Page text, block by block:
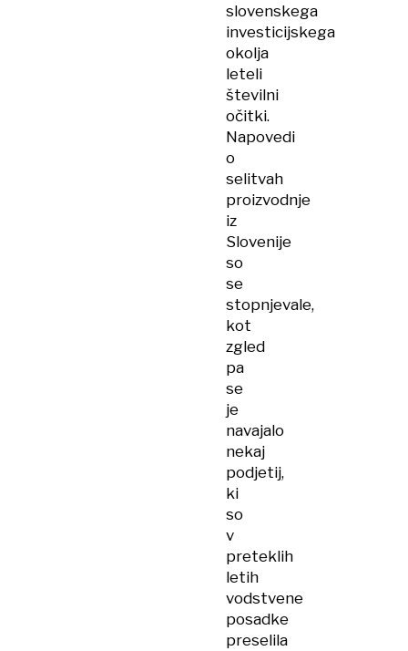
slovenskega
investicijskega
okolja
leteli
številni
očitki.
Napovedi
o
selitvah
proizvodnje
iz
Slovenije
so
se
stopnjevale,
kot
zgled
pa
se
je
navajalo
nekaj
podjetij,
ki
so
v
preteklih
letih
vodstvene
posadke
preselila